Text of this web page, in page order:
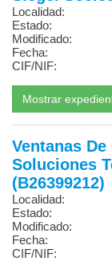
Localidad:
Estado:
Modificado:
Fecha:
CIF/NIF:
Ventanas
Soluciones
(B26399212)
Localidad:
Estado:
Modificado:
Fecha:
CIF/NIF: